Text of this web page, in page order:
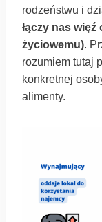
rodzeństwu i
łączy nas
życiowemu).
rozumiem tutaj
konkretnej
alimenty.